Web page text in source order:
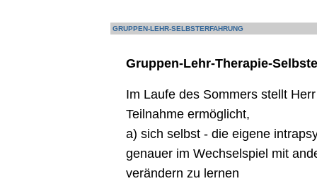
GRUPPEN-LEHR-SELBSTERFAHRUNG
Gruppen-Lehr-Therapie-
Im Laufe des Sommers stellt
Teilnahme ermöglicht,
a) sich selbst - die eigene
genauer im Wechselspiel mit
verändern zu lernen